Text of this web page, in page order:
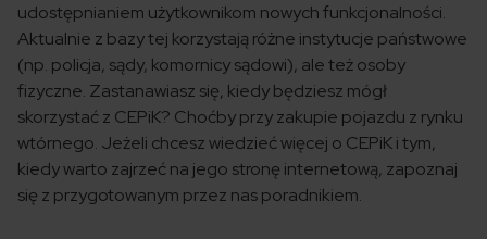
udostępnianiem użytkownikom nowych funkcjonalności.
Aktualnie z bazy tej korzystają różne instytucje państwowe
(np. policja, sądy, komornicy sądowi), ale też osoby
fizyczne. Zastanawiasz się, kiedy będziesz mógł
skorzystać z CEPiK? Choćby przy zakupie pojazdu z rynku
wtórnego. Jeżeli chcesz wiedzieć więcej o CEPiK i tym,
kiedy warto zajrzeć na jego stronę internetową, zapoznaj
się z przygotowanym przez nas poradnikiem.